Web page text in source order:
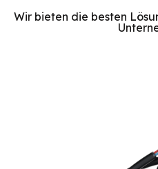
Wir bieten die besten